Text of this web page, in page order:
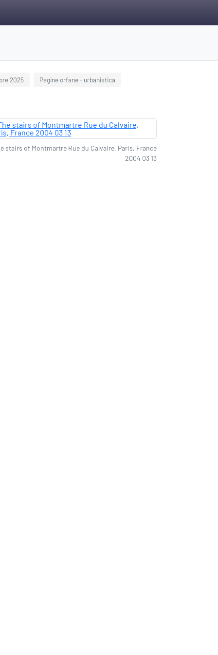
2025 Pagine orfane - urbanistica
stairs of Montmartre Rue du Calvaire, Paris, France
2004 03 13